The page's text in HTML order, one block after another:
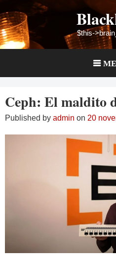
to
content
$this-
Ceph: El maldito
Published by admin on 20